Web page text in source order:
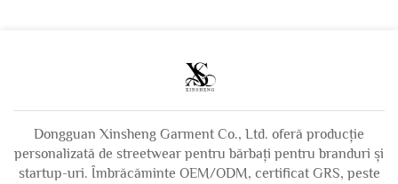
Dongguan Xinsheng Garment Co., Ltd. oferă producție
personalizată de streetwear pentru bărbați pentru branduri și
startup-uri. Îmbrăcăminte OEM/ODM, certificat GRS, peste